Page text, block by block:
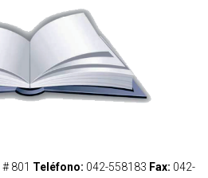
801 Teléfono: 042-558183 Fax: 042-